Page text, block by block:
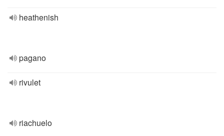
heathenish
pagano
rivulet
riachuelo